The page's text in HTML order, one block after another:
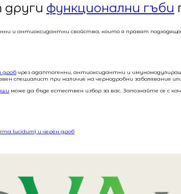
други функционални гъби
и антиоксидантни свойства, които я правят
дроб чрез адаптогенни, антиоксидантни и
специалист при наличие на чернодробни заболявания
може да бъде естествен избор за вас. Запознайте се с
lucidum) и черен дроб